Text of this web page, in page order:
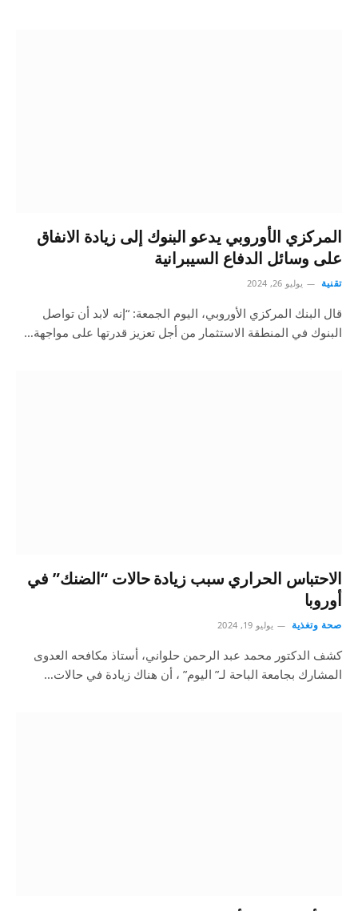
المركزي الأوروبي يدعو البنوك إلى زيادة الانفاق
على وسائل الدفاع السيبرانية
تقنية يوليو 26, 2024
قال البنك المركزي الأوروبي، اليوم الجمعة: “إنه لابد أن تواصل
البنوك في المنطقة الاستثمار من أجل تعزيز قدرتها على مواجهة…
الاحتباس الحراري سبب زيادة حالات “الضنك” في
أوروبا
صحة وتغذية يوليو 19, 2024
كشف الدكتور محمد عبد الرحمن حلواني، أستاذ مكافحه العدوى
المشارك بجامعة الباحة لـ” اليوم” ، أن هناك زيادة في حالات…